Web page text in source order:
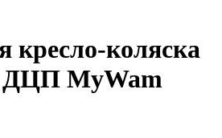
кресло-коляска
ДЦП MyWam